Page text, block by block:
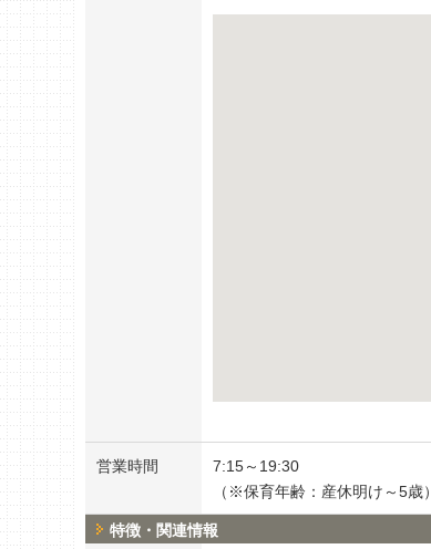
営業時間
7:15～19:30
（※保育年齢：産休明け～5歳）
特徴・関連情報